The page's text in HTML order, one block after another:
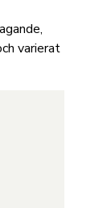
varierat